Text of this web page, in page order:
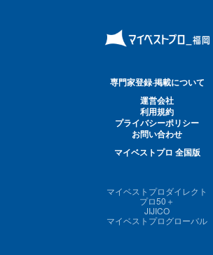
専門家登録·掲載について
運営会社
利用規約
プライバシーポリシー
お問い合わせ
マイベストプロ 全国版
マイベストプロダイレクト
プロ50＋
JIJICO
マイベストプログローバル